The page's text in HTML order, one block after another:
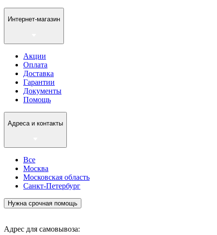
Интернет-магазин
Акции
Оплата
Доставка
Гарантии
Документы
Помощь
Адреса и контакты
Все
Москва
Московская область
Санкт-Петербург
Нужна срочная помощь
Адрес для самовывоза: